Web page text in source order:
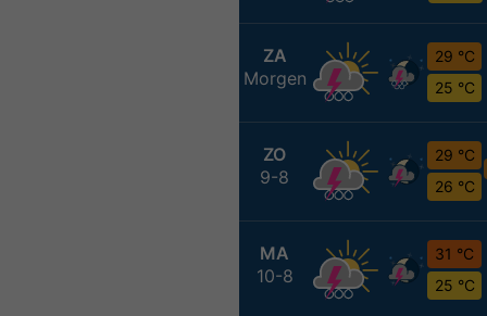
ZA
Morgen
29 °C
25 °C
ZO
9-8
29 °C
26 °C
MA
10-8
31 °C
25 °C